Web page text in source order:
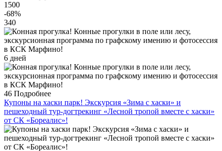
1500
-68%
340
6 дней
46 Подробнее
Купоны на хаски парк! Экскурсия «Зима с хаски» и
пешеходный тур-догтрекинг «Лесной тропой вместе с хаски»
от СК «Бореалис»!